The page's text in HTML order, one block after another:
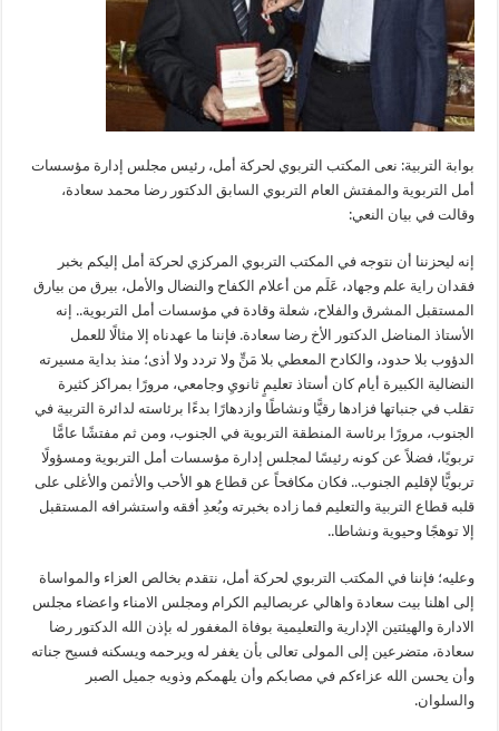
بوابة التربية: نعى المكتب التربوي لحركة أمل، رئيس مجلس إدارة مؤسسات
أمل التربوية والمفتش العام التربوي السابق الدكتور رضا محمد سعادة،
وقالت في بيان النعي:
إنه ليحزننا أن نتوجه في المكتب التربوي المركزي لحركة أمل إليكم بخبر
فقدان راية علم وجهاد، عَلَم من أعلام الكفاح والنضال والأمل، بيرق من بيارق
المستقبل المشرق والفلاح، شعلة وقادة في مؤسسات أمل التربوية.. إنه
الأستاذ المناضل الدكتور الأخ رضا سعادة. فإننا ما عهدناه إلا مثالًا للعمل
الدؤوب بلا حدود، والكادح المعطي بلا مَنٍّ ولا تردد ولا أذى؛ منذ بداية مسيرته
النضالية الكبيرة أيام كان أستاذ تعليمٍ ثانويِ وجامعي، مرورًا بمراكز كثيرة
تقلب في جنباتها فزادها رقيًّا ونشاطًا وازدهارًا بدءًا برئاسته لدائرة التربية في
الجنوب، مرورًا برئاسة المنطقة التربوية في الجنوب، ومن ثم مفتشًا عامًّا
تربويًا، فضلاً عن كونه رئيسًا لمجلس إدارة مؤسسات أمل التربوية ومسؤولًا
تربويًّا لإقليم الجنوب.. فكان مكافحاً عن قطاع هو الأحب والأثمن والأغلى على
قلبه قطاع التربية والتعليم فما زاده بخبرته وبُعدِ أفقه واستشرافه المستقبل
إلا توهجًا وحيوية ونشاطا..
وعليه؛ فإننا في المكتب التربوي لحركة أمل، نتقدم بخالص العزاء والمواساة
إلى اهلنا بيت سعادة واهالي عربصاليم الكرام ومجلس الامناء واعضاء مجلس
الادارة والهيئتين الإدارية والتعليمية بوفاة المغفور له بإذن الله الدكتور رضا
سعادة، متضرعين إلى المولى تعالى بأن يغفر له ويرحمه ويسكنه فسيح جناته
وأن يحسن الله عزاءكم في مصابكم وأن يلهمكم وذويه جميل الصبر
والسلوان.